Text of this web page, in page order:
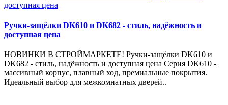
Ручки-защёлки DK610 и DK682 - стиль, надёжность и
доступная цена
НОВИНКИ В СТРОЙМАРКЕТЕ! Ручки-защёлки DK610 и
DK682 - стиль, надёжность и доступная цена Серия DK610 -
массивный корпус, плавный ход, премиальные покрытия.
Идеальный выбор для межкомнатных дверей..